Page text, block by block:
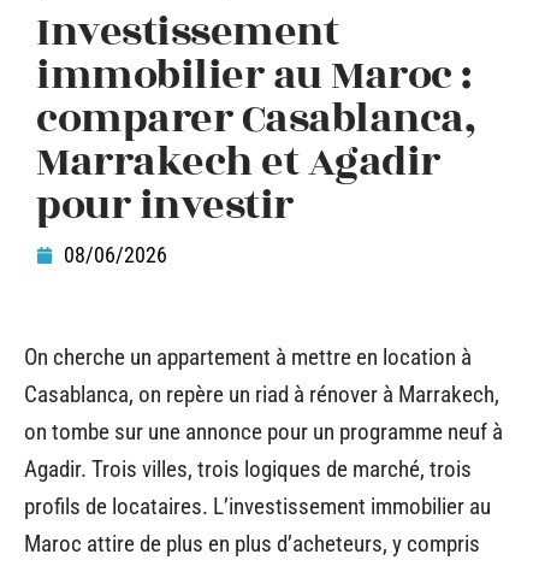
Investissement
immobilier au Maroc :
comparer Casablanca,
Marrakech et Agadir
pour investir
08/06/2026
On cherche un appartement à mettre en location à
Casablanca, on repère un riad à rénover à Marrakech,
on tombe sur une annonce pour un programme neuf à
Agadir. Trois villes, trois logiques de marché, trois
profils de locataires. L’investissement immobilier au
Maroc attire de plus en plus d’acheteurs, y compris